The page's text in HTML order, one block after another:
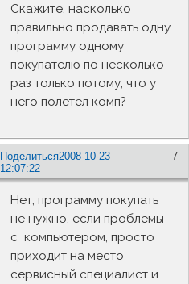
Скажите, насколько
правильно продавать одну
программу одному
покупателю по несколько
раз только потому, что у
него полетел комп?
Поделиться 7
2008-10-23
12:07:22
Нет, программу покупать
не нужно, если проблемы
с компьютером, просто
приходит на место
сервисный специалист и